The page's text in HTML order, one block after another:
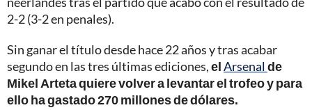
2-2 (3-2 en penales).
Sin ganar el título desde hace 22 años y tras acabar
segundo en las tres últimas ediciones,elArsenalde
Mikel Arteta quiere volver a levantar el trofeo y para
ello ha gastado 270 millones de dólares.